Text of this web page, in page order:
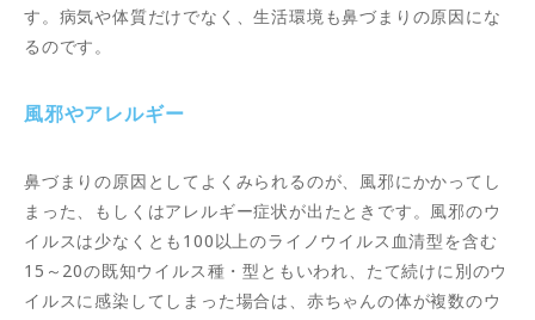
す。病気や体質だけでなく、生活環境も鼻づまりの原因にな
るのです。
風邪やアレルギー
鼻づまりの原因としてよくみられるのが、風邪にかかってし
まった、もしくはアレルギー症状が出たときです。風邪のウ
イルスは少なくとも100以上のライノウイルス血清型を含む
15～20の既知ウイルス種・型ともいわれ、たて続けに別のウ
イルスに感染してしまった場合は、赤ちゃんの体が複数のウ